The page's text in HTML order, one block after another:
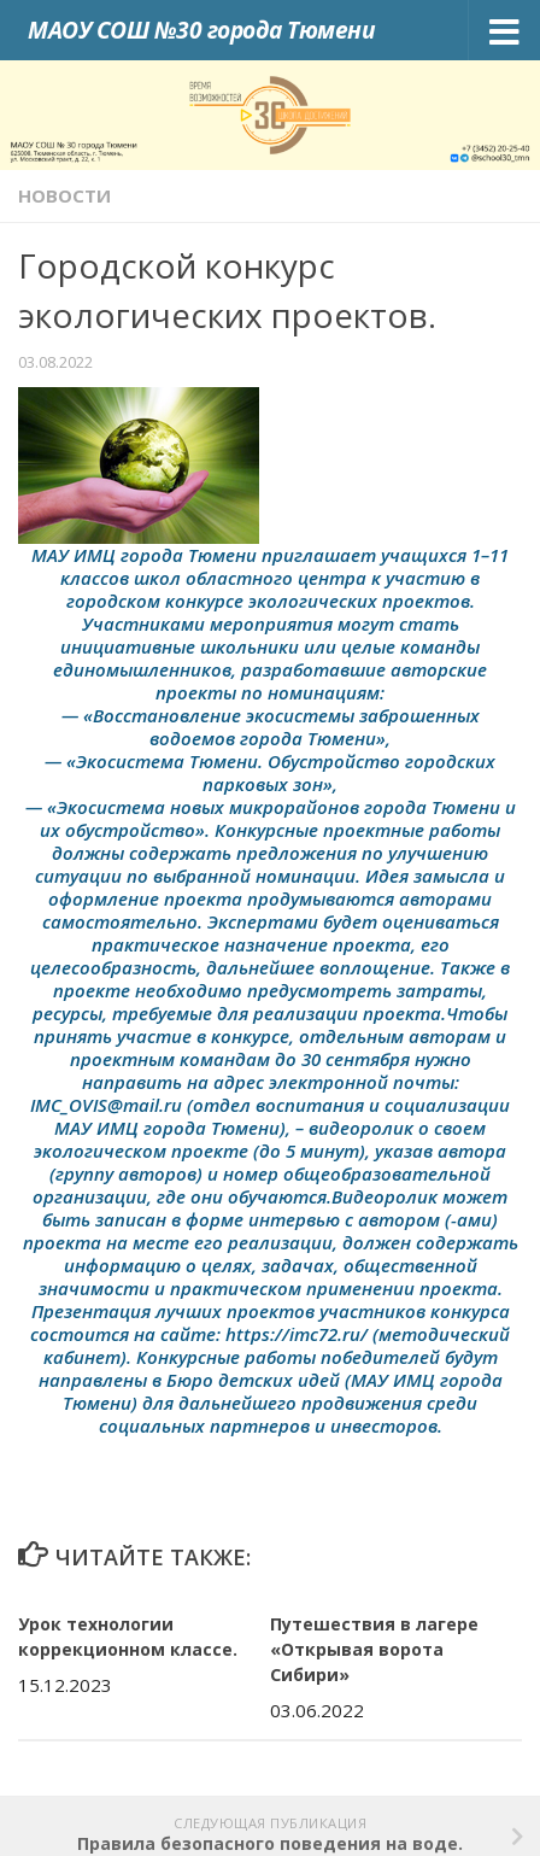
Skip to content
МАОУ СОШ №30 города Тюмени
НОВОСТИ
Городской конкурс
экологических проектов.
03.08.2022
МАУ ИМЦ города Тюмени приглашает учащихся 1–11
классов школ областного центра к участию в
городском конкурсе экологических проектов.
Участниками мероприятия могут стать
инициативные школьники или целые команды
единомышленников, разработавшие авторские
проекты по номинациям:
— «Восстановление экосистемы заброшенных
водоемов города Тюмени»,
— «Экосистема Тюмени. Обустройство городских
парковых зон»,
— «Экосистема новых микрорайонов города Тюмени и
их обустройство». Конкурсные проектные работы
должны содержать предложения по улучшению
ситуации по выбранной номинации. Идея замысла и
оформление проекта продумываются авторами
самостоятельно. Экспертами будет оцениваться
практическое назначение проекта, его
целесообразность, дальнейшее воплощение. Также в
проекте необходимо предусмотреть затраты,
ресурсы, требуемые для реализации проекта.Чтобы
принять участие в конкурсе, отдельным авторам и
проектным командам до 30 сентября нужно
направить на адрес электронной почты:
IMC_OVIS@mail.ru (отдел воспитания и социализации
МАУ ИМЦ города Тюмени), – видеоролик о своем
экологическом проекте (до 5 минут), указав автора
(группу авторов) и номер общеобразовательной
организации, где они обучаются.Видеоролик может
быть записан в форме интервью с автором (-ами)
проекта на месте его реализации, должен содержать
информацию о целях, задачах, общественной
значимости и практическом применении проекта.
Презентация лучших проектов участников конкурса
состоится на сайте: https://imc72.ru/ (методический
кабинет). Конкурсные работы победителей будут
направлены в Бюро детских идей (МАУ ИМЦ города
Тюмени) для дальнейшего продвижения среди
социальных партнеров и инвесторов.
ЧИТАЙТЕ ТАКЖЕ:
Урок технологии
коррекционном классе.
15.12.2023
Путешествия в лагере
«Открывая ворота
Сибири»
03.06.2022
СЛЕДУЮЩАЯ ПУБЛИКАЦИЯ
Правила безопасного поведения на воде.